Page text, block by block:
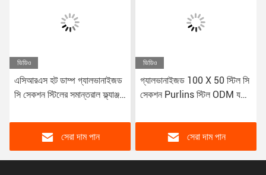
ভিডিও
এসিআরএস হট ডাম্প গ্যালভানাইজড
সি সেকশন স্টিলের সমান্তরাল ফ্ল্যাঞ্জ
সেরা দাম পান
ভিডিও
গ্যালভানাইজড 100 X 50 স্টিল সি
সেকশন Purlins স্টিল ODM যথার্থ
সেরা দাম পান